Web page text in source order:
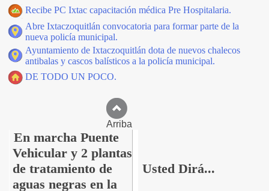
Recibe PC Ixtac capacitación médica Pre Hospitalaria.
Abre Ixtaczoquitlán convocatoria para formar parte de la
nueva policía municipal.
Ayuntamiento de Ixtaczoquitlán dota de nuevos chalecos
antibalas y cascos balísticos a la policía municipal.
DE TODO UN POCO.
Arriba
En marcha Puente
Vehicular y 2 plantas
de tratamiento de
aguas negras en la
Usted Dirá...